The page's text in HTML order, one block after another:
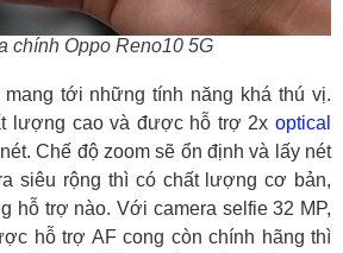
chính Oppo Reno10 5G
tới những tính năng khá thú vị.
lượng cao và được hỗ trợ 2x optical
Chế độ zoom sẽ ổn định và lấy nét
siêu rộng thì có chất lượng cơ bản,
hỗ trợ nào. Với camera selfie 32 MP,
hỗ trợ AF cong còn chính hãng thì